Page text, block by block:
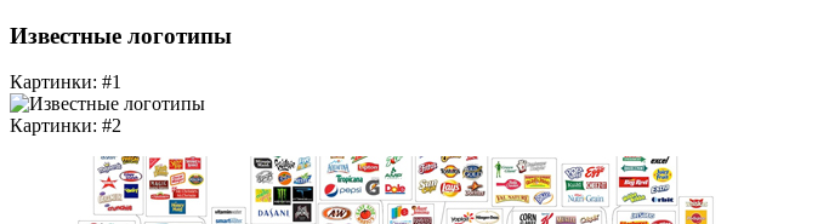
Известные логотипы
Картинки: #1
Картинки: #2